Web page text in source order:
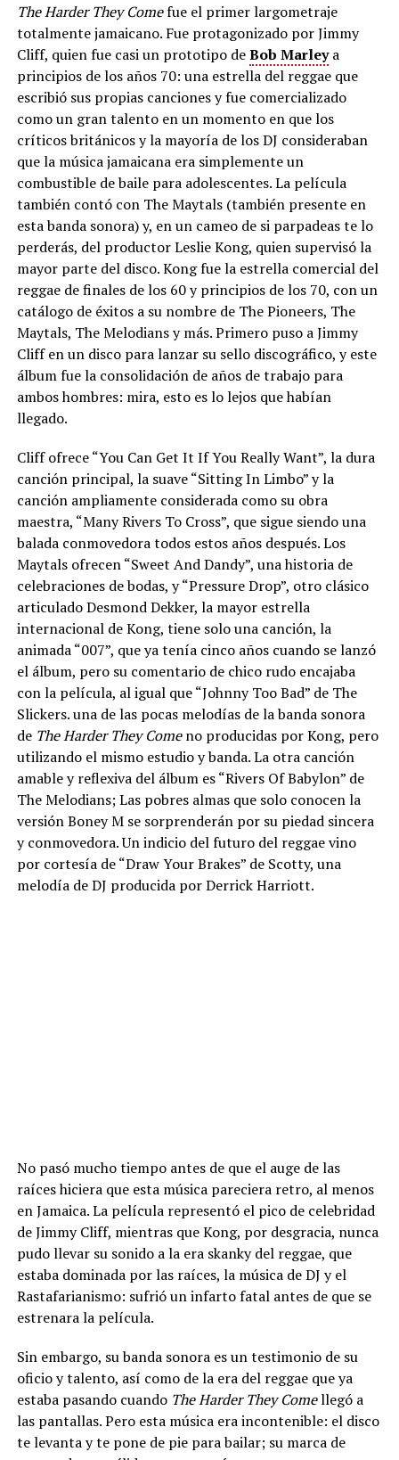
The Harder They Comefue el primer largometraje
totalmente jamaicano. Fue protagonizado por Jimmy
Cliff, quien fue casi un prototipo deBob Marleya
principios de los años 70: una estrella del reggae que
escribió sus propias canciones y fue comercializado
como un gran talento en un momento en que los
críticos británicos y la mayoría de los DJ consideraban
que la música jamaicana era simplemente un
combustible de baile para adolescentes. La película
también contó con The Maytals (también presente en
esta banda sonora) y, en un cameo de si parpadeas te lo
perderás, del productor Leslie Kong, quien supervisó la
mayor parte del disco. Kong fue la estrella comercial del
reggae de finales de los 60 y principios de los 70, con un
catálogo de éxitos a su nombre de The Pioneers, The
Maytals, The Melodians y más. Primero puso a Jimmy
Cliff en un disco para lanzar su sello discográfico, y este
álbum fue la consolidación de años de trabajo para
ambos hombres: mira, esto es lo lejos que habían
llegado.
Cliff ofrece “You Can Get It If You Really Want”, la dura
canción principal, la suave “Sitting In Limbo” y la
canción ampliamente considerada como su obra
maestra, “Many Rivers To Cross”, que sigue siendo una
balada conmovedora todos estos años después. Los
Maytals ofrecen “Sweet And Dandy”, una historia de
celebraciones de bodas, y “Pressure Drop”, otro clásico
articulado Desmond Dekker, la mayor estrella
internacional de Kong, tiene solo una canción, la
animada “007”, que ya tenía cinco años cuando se lanzó
el álbum, pero su comentario de chico rudo encajaba
con la película, al igual que “Johnny Too Bad” de The
Slickers. una de las pocas melodías de la banda sonora
de The Harder They Comeno producidas por Kong, pero
utilizando el mismo estudio y banda. La otra canción
amable y reflexiva del álbum es “Rivers Of Babylon” de
The Melodians; Las pobres almas que solo conocen la
versión Boney M se sorprenderán por su piedad sincera
y conmovedora. Un indicio del futuro del reggae vino
por cortesía de “Draw Your Brakes” de Scotty, una
melodía de DJ producida por Derrick Harriott.
No pasó mucho tiempo antes de que el auge de las
raíces hiciera que esta música pareciera retro, al menos
en Jamaica. La película representó el pico de celebridad
de Jimmy Cliff, mientras que Kong, por desgracia, nunca
pudo llevar su sonido a la era skanky del reggae, que
estaba dominada por las raíces, la música de DJ y el
Rastafarianismo: sufrió un infarto fatal antes de que se
estrenara la película.
Sin embargo, su banda sonora es un testimonio de su
oficio y talento, así como de la era del reggae que ya
estaba pasando cuando The Harder They Comellegó a
las pantallas. Pero esta música era incontenible: el disco
te levanta y te pone de pie para bailar; su marca de